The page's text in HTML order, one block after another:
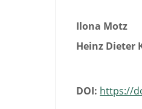
Ilona Motz
Heinz Dieter
DOI: https://